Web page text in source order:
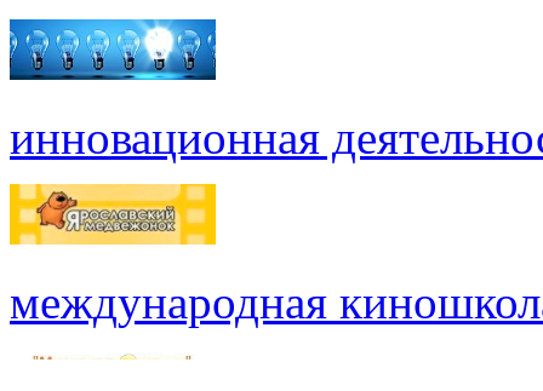
инновационная
международная